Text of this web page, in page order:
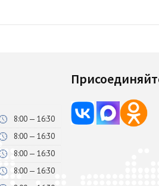
8:00 — 16:30
8:00 — 16:30
8:00 — 16:30
8:00 — 16:30